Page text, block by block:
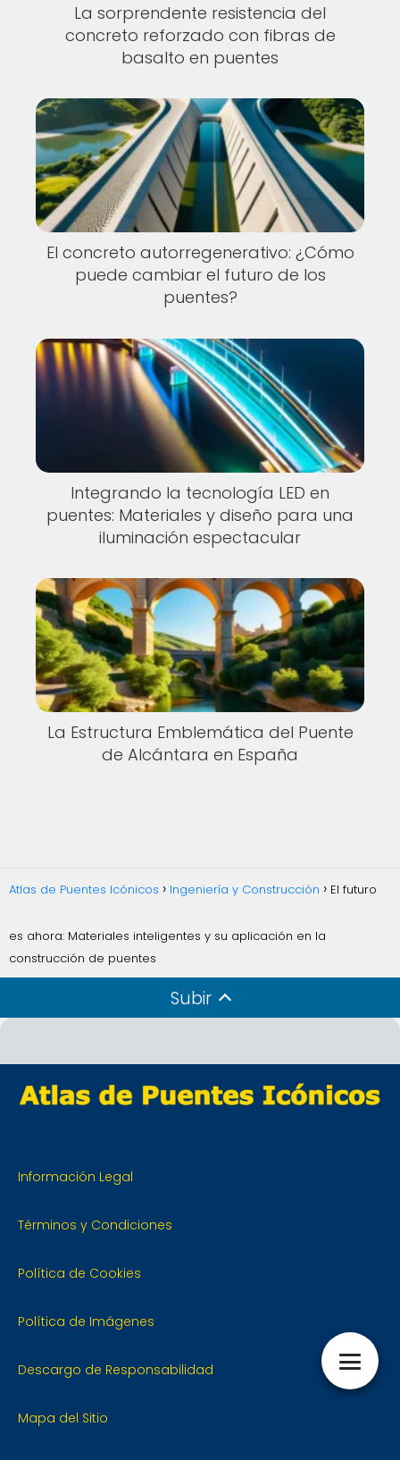
La sorprendente resistencia del
concreto reforzado con fibras de
basalto en puentes
El concreto autorregenerativo: ¿Cómo
puede cambiar el futuro de los
puentes?
Integrando la tecnología LED en
puentes: Materiales y diseño para una
iluminación espectacular
La Estructura Emblemática del Puente
de Alcántara en España
Atlas de Puentes Icónicos Ingeniería y Construcción El futuro
es ahora: Materiales inteligentes y su aplicación en la
construcción de puentes
Subir
Información Legal
Términos y Condiciones
Política de Cookies
Política de Imágenes
Descargo de Responsabilidad
Mapa del Sitio